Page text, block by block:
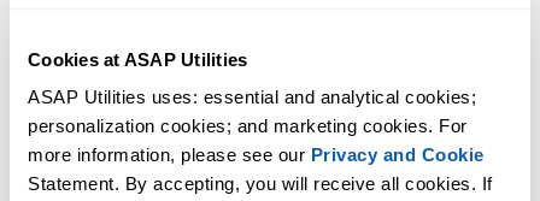
Cookies at ASAP Utilities
ASAP Utilities uses: essential and analytical cookies;
personalization cookies; and marketing cookies. For
more information, please see our Privacy and Cookie
Statement. By accepting, you will receive all cookies. If
cor
Dica: Alt + N para a próxima ferramenta.